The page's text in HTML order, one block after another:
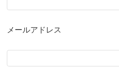
メールアドレス